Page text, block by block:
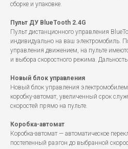
сборке и упаковке.
Пульт ДУ BlueTooth 2.4G
Пульт дистанционного управления
индивидуально на ваш электромобиль.
управления движением, на пульте
и выбора скоростного режима.
Новый блок управления
Новый блок управления
коробку-автомат, увеличенный срок
скоростей прямо на пульте.
Коробка-автомат
Коробка-автомат — автоматическое
постепенный разгон до выбранной